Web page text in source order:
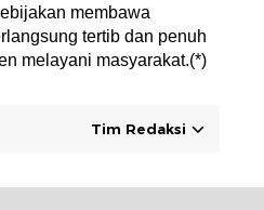
membawa
tertib dan penuh
melayani masyarakat.(*)
Tim Redaksi